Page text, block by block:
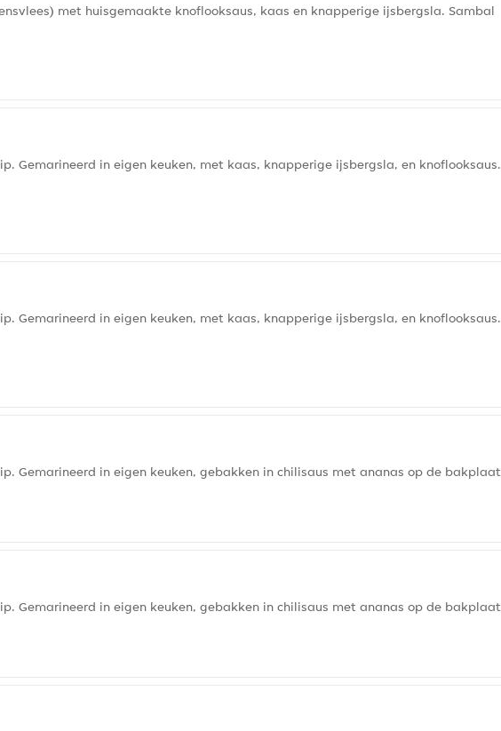
met huisgemaakte knoflooksaus, kaas en knapperige ijsbergsla. Sambal
Gemarineerd in eigen keuken, met kaas, knapperige ijsbergsla, en knoflooksaus.
Gemarineerd in eigen keuken, met kaas, knapperige ijsbergsla, en knoflooksaus.
Gemarineerd in eigen keuken, gebakken in chilisaus met ananas op de bakplaat
Gemarineerd in eigen keuken, gebakken in chilisaus met ananas op de bakplaat